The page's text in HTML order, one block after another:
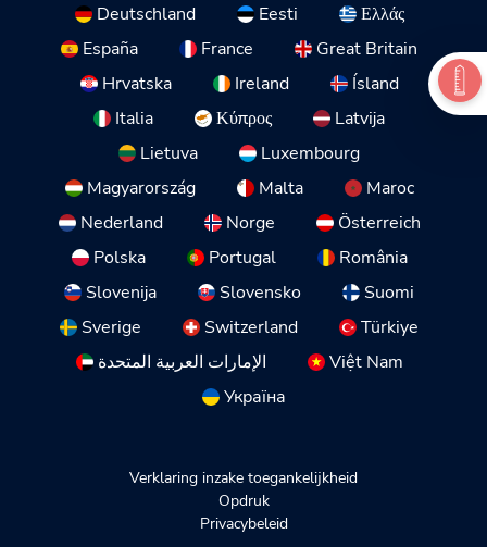
Deutschland
Eesti
Ελλάς
España
France
Great Britain
Hrvatska
Ireland
Ísland
Italia
Κύπρος
Latvija
Lietuva
Luxembourg
Magyarország
Malta
Maroc
Nederland
Norge
Österreich
Polska
Portugal
România
Slovenija
Slovensko
Suomi
Sverige
Switzerland
Türkiye
الإمارات العربية المتحدة
Việt Nam
Україна
Verklaring inzake toegankelijkheid
Opdruk
Privacybeleid